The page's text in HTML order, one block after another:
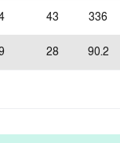
43 336
28 90.2